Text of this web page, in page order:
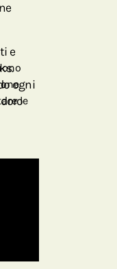
e
ogni
le